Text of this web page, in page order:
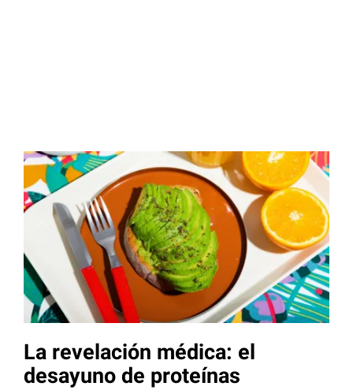
La revelación médica: el
desayuno de proteínas